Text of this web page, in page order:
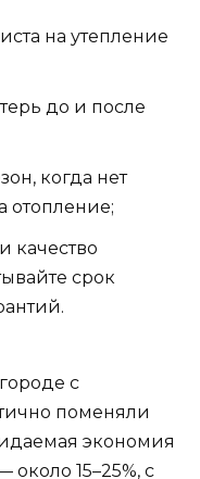
на утепление
до и после
когда нет
отопление;
качество
срок
с
поменяли
экономия
15–25%, с